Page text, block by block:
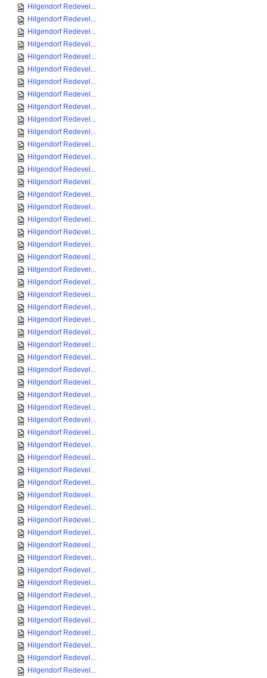
Hilgendorf Redevel...
Hilgendorf Redevel...
Hilgendorf Redevel...
Hilgendorf Redevel...
Hilgendorf Redevel...
Hilgendorf Redevel...
Hilgendorf Redevel...
Hilgendorf Redevel...
Hilgendorf Redevel...
Hilgendorf Redevel...
Hilgendorf Redevel...
Hilgendorf Redevel...
Hilgendorf Redevel...
Hilgendorf Redevel...
Hilgendorf Redevel...
Hilgendorf Redevel...
Hilgendorf Redevel...
Hilgendorf Redevel...
Hilgendorf Redevel...
Hilgendorf Redevel...
Hilgendorf Redevel...
Hilgendorf Redevel...
Hilgendorf Redevel...
Hilgendorf Redevel...
Hilgendorf Redevel...
Hilgendorf Redevel...
Hilgendorf Redevel...
Hilgendorf Redevel...
Hilgendorf Redevel...
Hilgendorf Redevel...
Hilgendorf Redevel...
Hilgendorf Redevel...
Hilgendorf Redevel...
Hilgendorf Redevel...
Hilgendorf Redevel...
Hilgendorf Redevel...
Hilgendorf Redevel...
Hilgendorf Redevel...
Hilgendorf Redevel...
Hilgendorf Redevel...
Hilgendorf Redevel...
Hilgendorf Redevel...
Hilgendorf Redevel...
Hilgendorf Redevel...
Hilgendorf Redevel...
Hilgendorf Redevel...
Hilgendorf Redevel...
Hilgendorf Redevel...
Hilgendorf Redevel...
Hilgendorf Redevel...
Hilgendorf Redevel...
Hilgendorf Redevel...
Hilgendorf Redevel...
Hilgendorf Redevel...